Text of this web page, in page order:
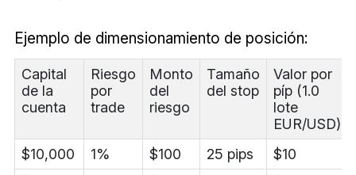
Ejemplo de dimensionamiento de posición:
Capital
de la
cuenta
Riesgo
por
trade
Monto
del
riesgo
Tamaño
del stop
Valor por
píp (1.0
lote
EUR/USD)
$10,000
1% $100 25 pips $10